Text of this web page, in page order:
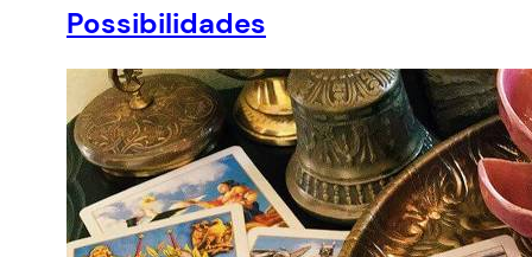
Possibilidades